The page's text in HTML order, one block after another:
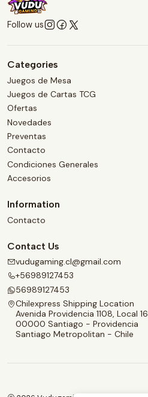
Follow us
Categories
Juegos de Mesa
Juegos de Cartas TCG
Ofertas
Novedades
Preventas
Contacto
Condiciones Generales
Accesorios
Information
Contacto
Contact Us
vudugaming.cl@gmail.com
+56989127453
56989127453
Chilexpress Shipping Location
Avenida Providencia 1108, Local 16
00000 Santiago - Providencia
Santiago Metropolitan - Chile